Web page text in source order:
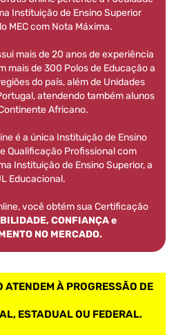
Instituição de Ensino Superior
MEC com Nota Máxima.
mais de 20 anos de experiência
mais de 300 Polos de Educação a
do país, além de Unidades
atendendo também alunos
Africano.
é a única Instituição de Ensino
Qualificação Profissional com
Instituição de Ensino Superior, a
Educacional.
você obtém sua Certificação
CONFIANÇA e
NO MERCADO.
ATENDEM À PROGRESSÃO DE
ESTADUAL OU FEDERAL.